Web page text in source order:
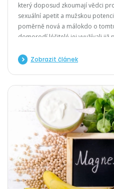
který doposud zkoumají vědci
sexuální apetit a mužskou
poměrně nová a málokdo o
domorodí léčitelé jej využívali již
vnějšímu použití na poranění kůže
Zobrazit článek